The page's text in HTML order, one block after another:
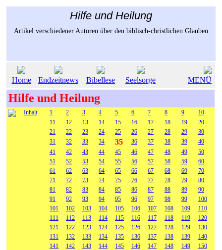
Hilfe und Heilung
Artikel verschiedener Autoren über den biblisch-christlichen Glauben
Home Endzeitnews Bibellese Seelsorge MENÜ
Hilfe und Heilung
Inhalt 1 2 3 4 5 6 7 8 9
10
11
12 13 14 15 16 17 18 19
20
21
22 23 24 25 26 27 28 29
30
31
32 33 34 35 36 37 38 39
40
41
42 43 44 45 46 47 48 49
50
51
52 53 54 55 56 57 58 59
60
61
62 63 64 65 66 67 68 69
70
71
72 73 74 75 76 77 78 79
80
81
82 83 84 85 86 87 88 89
90
91
92 93 94 95 96 97 98 99
100
101
102 103 104 105 106 107 108 109
110
111
112 113 114 115 116 117 118 119
120
121
122 123 124 125 126 127 128 129
130
131
132 133 134 135 136 137 138 139
140
141
142 143 144 145 146 147 148 149
150